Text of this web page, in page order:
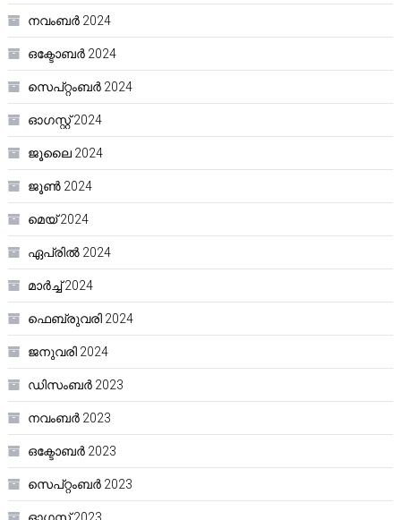
നവംബർ 2024
ഒക്ടോബർ 2024
സെപ്റ്റംബർ 2024
ഓഗസ്റ്റ്‌ 2024
ജൂലൈ 2024
ജൂൺ 2024
മെയ്‌ 2024
ഏപ്രിൽ 2024
മാർച്ച്‌ 2024
ഫെബ്രുവരി 2024
ജനുവരി 2024
ഡിസംബർ 2023
നവംബർ 2023
ഒക്ടോബർ 2023
സെപ്റ്റംബർ 2023